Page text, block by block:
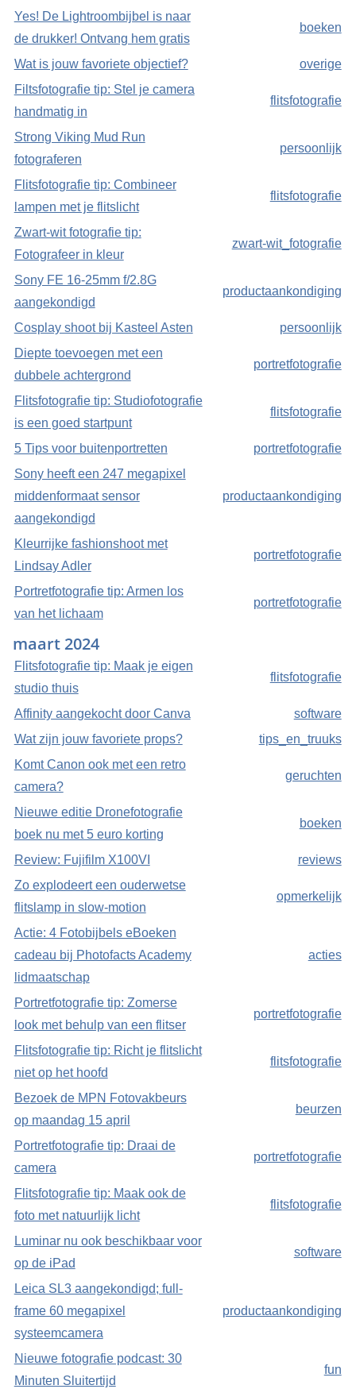
Yes! De Lightroombijbel is naar
de drukker! Ontvang hem gratis
boeken
Wat is jouw favoriete objectief?
overige
Filtsfotografie tip: Stel je camera
handmatig in
flitsfotografie
Strong Viking Mud Run
fotograferen
persoonlijk
Flitsfotografie tip: Combineer
lampen met je flitslicht
flitsfotografie
Zwart-wit fotografie tip:
Fotografeer in kleur
zwart-wit_fotografie
Sony FE 16-25mm f/2.8G
aangekondigd
productaankondiging
Cosplay shoot bij Kasteel Asten
persoonlijk
Diepte toevoegen met een
dubbele achtergrond
portretfotografie
Flitsfotografie tip: Studiofotografie
is een goed startpunt
flitsfotografie
5 Tips voor buitenportretten
portretfotografie
Sony heeft een 247 megapixel
middenformaat sensor
aangekondigd
productaankondiging
Kleurrijke fashionshoot met
Lindsay Adler
portretfotografie
Portretfotografie tip: Armen los
van het lichaam
portretfotografie
maart 2024
Flitsfotografie tip: Maak je eigen
studio thuis
flitsfotografie
Affinity aangekocht door Canva
software
Wat zijn jouw favoriete props?
tips_en_truuks
Komt Canon ook met een retro
camera?
geruchten
Nieuwe editie Dronefotografie
boek nu met 5 euro korting
boeken
Review: Fujifilm X100VI
reviews
Zo explodeert een ouderwetse
flitslamp in slow-motion
opmerkelijk
Actie: 4 Fotobijbels eBoeken
cadeau bij Photofacts Academy
lidmaatschap
acties
Portretfotografie tip: Zomerse
look met behulp van een flitser
portretfotografie
Flitsfotografie tip: Richt je flitslicht
niet op het hoofd
flitsfotografie
Bezoek de MPN Fotovakbeurs
op maandag 15 april
beurzen
Portretfotografie tip: Draai de
camera
portretfotografie
Flitsfotografie tip: Maak ook de
foto met natuurlijk licht
flitsfotografie
Luminar nu ook beschikbaar voor
op de iPad
software
Leica SL3 aangekondigd; full-
frame 60 megapixel
systeemcamera
productaankondiging
Nieuwe fotografie podcast: 30
Minuten Sluitertijd
fun